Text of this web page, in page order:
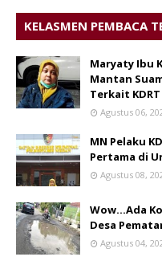
KELASMEN PEMBACA
Maryaty Ibu
Mantan
Terkait KDRT
Agustus 06,
MN Pelaku
Pertama di
Agustus 08,
Wow...Ada
Desa
Agustus 04,